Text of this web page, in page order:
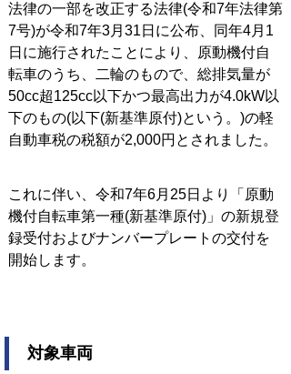
法律の一部を改正する法律(令和7年法律第
7号)が令和7年3月31日に公布、同年4月1
日に施行されたことにより、原動機付自
転車のうち、二輪のもので、総排気量が
50cc超125cc以下かつ最高出力が4.0kW以
下のもの(以下(新基準原付)という。)の軽
自動車税の税額が2,000円とされました。
これに伴い、令和7年6月25日より「原動
機付自転車第一種(新基準原付)」の新規登
録受付およびナンバープレートの交付を
開始します。
対象車両